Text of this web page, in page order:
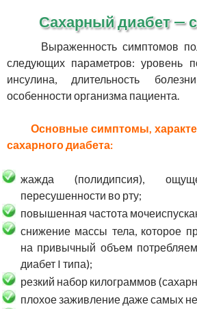
Сахарный диабет —
Выраженность симптомов
следующих параметров: уровень
инсулина, длительность
особенности организма пациента.
Основные симптомы,
сахарного диабета:
жажда (полидипсия),
пересушенности во рту;
повышенная частота
снижение массы тела, которое
на привычный объем
диабет I типа);
резкий набор килограммов
плохое заживление даже самых